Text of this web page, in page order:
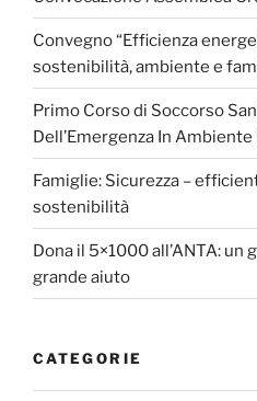
Convegno “Efficienza
sostenibilità, ambiente e
Primo Corso di Soccorso
Dell’Emergenza In
Famiglie: Sicurezza –
sostenibilità
Dona il 5×1000 all’ANTA: un
grande aiuto
CATEGORIE